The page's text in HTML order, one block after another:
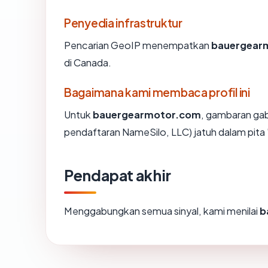
Penyedia infrastruktur
Pencarian GeoIP menempatkan
di Canada.
Bagaimana kami membaca profil ini
Untuk bauergearmotor.com, gambaran
pendaftaran NameSilo, LLC) jatuh dalam
Pendapat akhir
Menggabungkan semua sinyal, kami menilai